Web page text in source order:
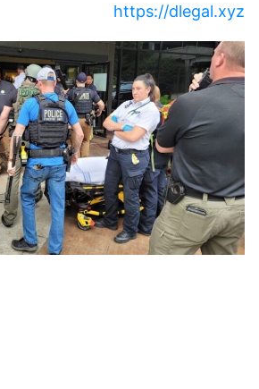
https://dlegal.xyz